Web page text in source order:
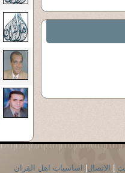
الاتصال اساسيات اهل القران